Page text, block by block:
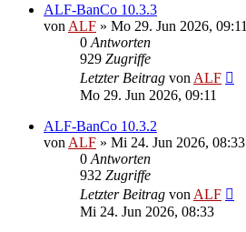
ALF-BanCo 10.3.3
von ALF » Mo 29. Jun 2026, 09:11
0 Antworten
929 Zugriffe
Letzter Beitrag von ALF
Mo 29. Jun 2026, 09:11
ALF-BanCo 10.3.2
von ALF » Mi 24. Jun 2026, 08:33
0 Antworten
932 Zugriffe
Letzter Beitrag von ALF
Mi 24. Jun 2026, 08:33